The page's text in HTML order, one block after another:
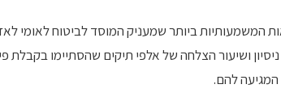
המשמעותיות ביותר שמעניק המוסד לביטוח לאומי
משרד לב-טייב, עם 19 שנות ניסיון ושיעור הצלחה של אלפי תיקים
להם.